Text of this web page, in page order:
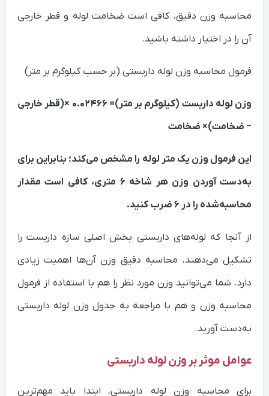
محاسبه وزن دقیق، کافی است ضخامت لوله و قطر خارجی
آن را در اختیار داشته باشید.
فرمول محاسبه وزن لوله داربستی (بر حسب کیلوگرم بر متر)
وزن لوله داربست (کیلوگرم بر متر)= 0.02466 ×(قطر خارجی
− ضخامت)× ضخامت
این فرمول وزن یک متر لوله را مشخص می‌کند؛ بنابراین برای
به‌دست آوردن وزن هر شاخه ۶ متری، کافی است مقدار
محاسبه‌شده را در ۶ ضرب کنید.
از آنجا که لوله‌های داربستی بخش اصلی سازه داربست را
تشکیل می‌دهند، محاسبه دقیق وزن آن‌ها اهمیت زیادی
دارد. شما می‌توانید وزن مورد نظر را هم با استفاده از فرمول
محاسبه وزن و هم با مراجعه به جدول وزن لوله داربستی
به‌دست آورید.
عوامل موثر بر وزن لوله داربستی
برای محاسبه وزن لوله داربستی، ابتدا باید مهم‌ترین